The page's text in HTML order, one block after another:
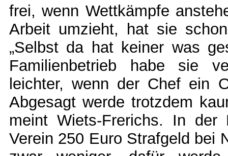
frei, wenn Wettkämpfe
Arbeit umzieht, hat sie
„Selbst da hat keiner was
Familienbetrieb habe sie
leichter, wenn der Chef ein
Abgesagt werde trotzdem
meint Wiets-Frerichs. In der
Verein 250 Euro Strafgeld bei